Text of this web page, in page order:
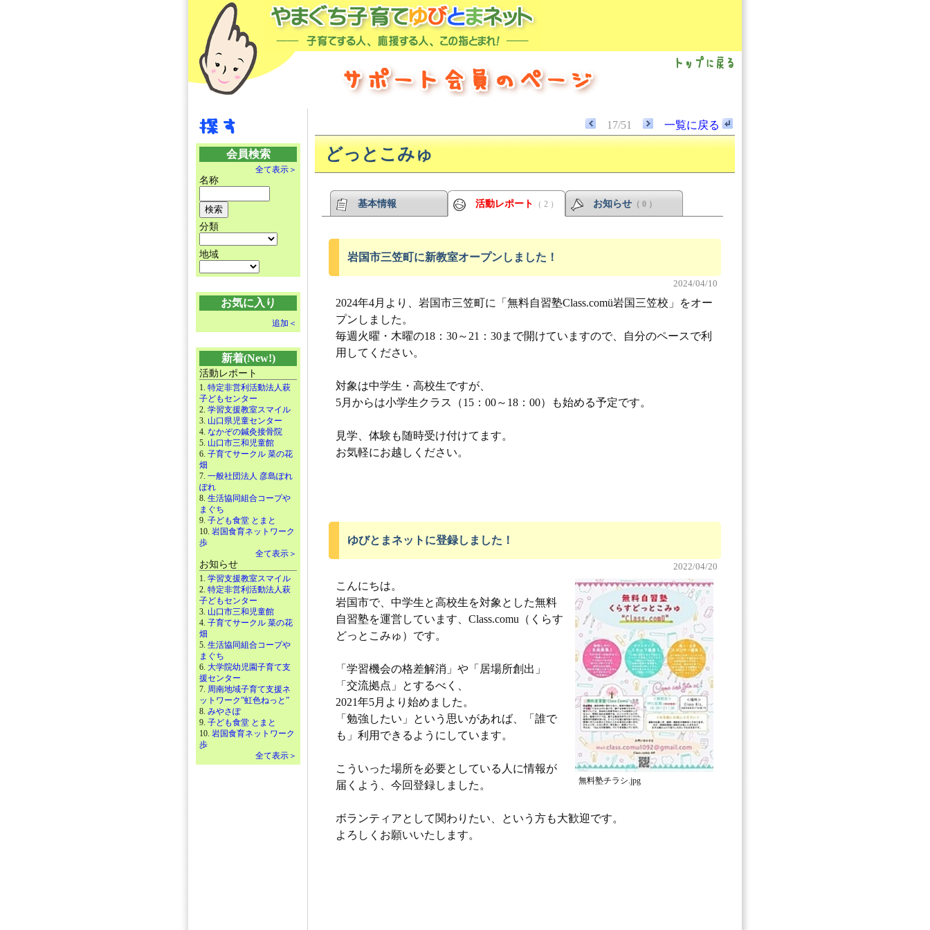
会員検索
全て表示＞
名称
分類
地域
お気に入り
追加＜
新着(New!)
活動レポート
1. 特定非営利活動法人萩
子どもセンター
2. 学習支援教室スマイル
3. 山口県児童センター
4. なかぞの鍼灸接骨院
5. 山口市三和児童館
6. 子育てサークル 菜の花
畑
7. 一般社団法人 彦島ぽれ
ぽれ
8. 生活協同組合コープや
まぐち
9. 子ども食堂 とまと
10. 岩国食育ネットワーク
歩
全て表示＞
お知らせ
1. 学習支援教室スマイル
2. 特定非営利活動法人萩
子どもセンター
3. 山口市三和児童館
4. 子育てサークル 菜の花
畑
5. 生活協同組合コープや
まぐち
6. 大学院幼児園子育て支
援センター
7. 周南地域子育て支援ネ
ットワーク”虹色ねっと”
8. みやさぽ
9. 子ども食堂 とまと
10. 岩国食育ネットワーク
歩
全て表示＞
17/51 一覧に戻る
どっとこみゅ
基本情報 活動レポート （ 2 ） お知らせ （ 0 ）
岩国市三笠町に新教室オープンしました！
2024/04/10
2024年4月より、岩国市三笠町に「無料自習塾Class.comü岩国三笠校」をオー
プンしました。
毎週火曜・木曜の18：30～21：30まで開けていますので、自分のペースで利
用してください。
対象は中学生・高校生ですが、
5月からは小学生クラス（15：00～18：00）も始める予定です。
見学、体験も随時受け付けてます。
お気軽にお越しください。
ゆびとまネットに登録しました！
2022/04/20
無料塾チラシ.jpg
こんにちは。
岩国市で、中学生と高校生を対象とした無料
自習塾を運営しています、Class.comu（くらす
どっとこみゅ）です。
「学習機会の格差解消」や「居場所創出」
「交流拠点」とするべく、
2021年5月より始めました。
「勉強したい」という思いがあれば、「誰で
も」利用できるようにしています。
こういった場所を必要としている人に情報が
届くよう、今回登録しました。
ボランティアとして関わりたい、という方も大歓迎です。
よろしくお願いいたします。